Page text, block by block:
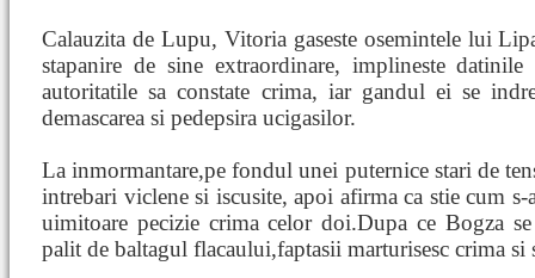
Calauzita de Lupu, Vitoria gaseste osemintele lui
stapanire de sine extraordinare, implineste datinile
autoritatile sa constate crima, iar gandul ei se
demascarea si pedepsira ucigasilor.
La inmormantare,pe fondul unei puternice stari de
intrebari viclene si iscusite, apoi afirma ca stie cum
uimitoare pecizie crima celor doi.Dupa ce Bogza
palit de baltagul flacaului,faptasii marturisesc crima